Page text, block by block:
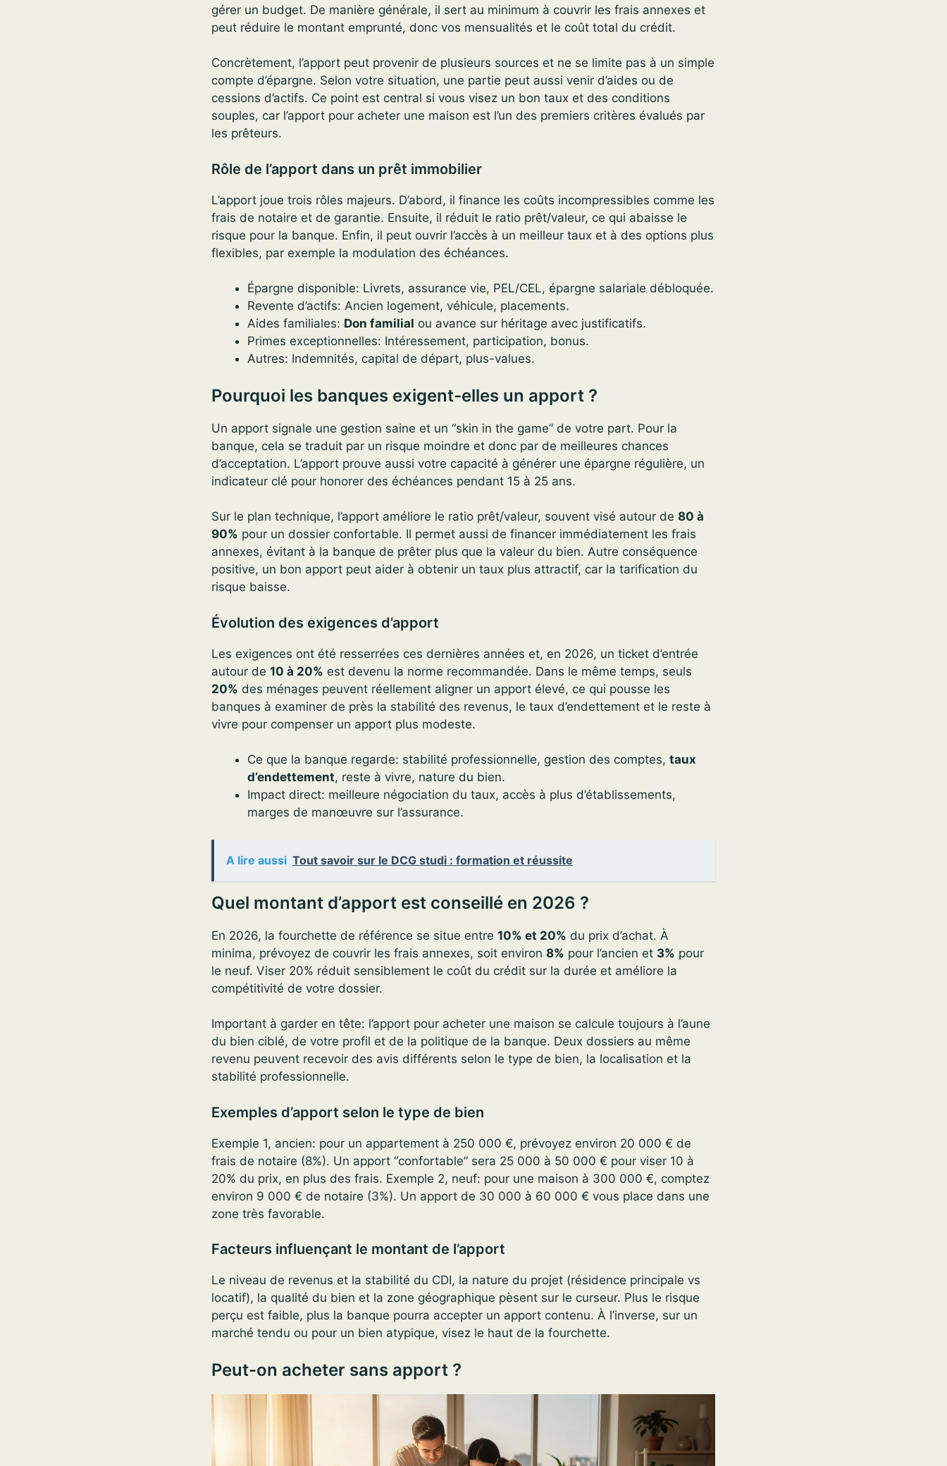
gérer un budget. De manière générale, il sert au minimum à couvrir les frais annexes et
peut réduire le montant emprunté, donc vos mensualités et le coût total du crédit.
Concrètement, l’apport peut provenir de plusieurs sources et ne se limite pas à un simple
compte d’épargne. Selon votre situation, une partie peut aussi venir d’aides ou de
cessions d’actifs. Ce point est central si vous visez un bon taux et des conditions
souples, car l’apport pour acheter une maison est l’un des premiers critères évalués par
les prêteurs.
Rôle de l’apport dans un prêt immobilier
L’apport joue trois rôles majeurs. D’abord, il finance les coûts incompressibles comme les
frais de notaire et de garantie. Ensuite, il réduit le ratio prêt/valeur, ce qui abaisse le
risque pour la banque. Enfin, il peut ouvrir l’accès à un meilleur taux et à des options plus
flexibles, par exemple la modulation des échéances.
Épargne disponible: Livrets, assurance vie, PEL/CEL, épargne salariale débloquée.
Revente d’actifs: Ancien logement, véhicule, placements.
Aides familiales: Don familial ou avance sur héritage avec justificatifs.
Primes exceptionnelles: Intéressement, participation, bonus.
Autres: Indemnités, capital de départ, plus-values.
Pourquoi les banques exigent-elles un apport ?
Un apport signale une gestion saine et un “skin in the game” de votre part. Pour la
banque, cela se traduit par un risque moindre et donc par de meilleures chances
d’acceptation. L’apport prouve aussi votre capacité à générer une épargne régulière, un
indicateur clé pour honorer des échéances pendant 15 à 25 ans.
Sur le plan technique, l’apport améliore le ratio prêt/valeur, souvent visé autour de 80 à
90% pour un dossier confortable. Il permet aussi de financer immédiatement les frais
annexes, évitant à la banque de prêter plus que la valeur du bien. Autre conséquence
positive, un bon apport peut aider à obtenir un taux plus attractif, car la tarification du
risque baisse.
Évolution des exigences d’apport
Les exigences ont été resserrées ces dernières années et, en 2026, un ticket d’entrée
autour de 10 à 20% est devenu la norme recommandée. Dans le même temps, seuls
20% des ménages peuvent réellement aligner un apport élevé, ce qui pousse les
banques à examiner de près la stabilité des revenus, le taux d’endettement et le reste à
vivre pour compenser un apport plus modeste.
Ce que la banque regarde: stabilité professionnelle, gestion des comptes, taux
d’endettement, reste à vivre, nature du bien.
Impact direct: meilleure négociation du taux, accès à plus d’établissements,
marges de manœuvre sur l’assurance.
A lire aussi Tout savoir sur le DCG studi : formation et réussite
Quel montant d’apport est conseillé en 2026 ?
En 2026, la fourchette de référence se situe entre 10% et 20% du prix d’achat. À
minima, prévoyez de couvrir les frais annexes, soit environ 8% pour l’ancien et 3% pour
le neuf. Viser 20% réduit sensiblement le coût du crédit sur la durée et améliore la
compétitivité de votre dossier.
Important à garder en tête: l’apport pour acheter une maison se calcule toujours à l’aune
du bien ciblé, de votre profil et de la politique de la banque. Deux dossiers au même
revenu peuvent recevoir des avis différents selon le type de bien, la localisation et la
stabilité professionnelle.
Exemples d’apport selon le type de bien
Exemple 1, ancien: pour un appartement à 250 000 €, prévoyez environ 20 000 € de
frais de notaire (8%). Un apport “confortable” sera 25 000 à 50 000 € pour viser 10 à
20% du prix, en plus des frais. Exemple 2, neuf: pour une maison à 300 000 €, comptez
environ 9 000 € de notaire (3%). Un apport de 30 000 à 60 000 € vous place dans une
zone très favorable.
Facteurs influençant le montant de l’apport
Le niveau de revenus et la stabilité du CDI, la nature du projet (résidence principale vs
locatif), la qualité du bien et la zone géographique pèsent sur le curseur. Plus le risque
perçu est faible, plus la banque pourra accepter un apport contenu. À l’inverse, sur un
marché tendu ou pour un bien atypique, visez le haut de la fourchette.
Peut-on acheter sans apport ?